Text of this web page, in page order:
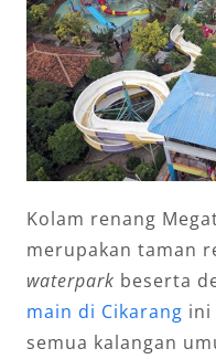
Kolam renang
merupakan taman
waterpark beserta
main di Cikarang ini
semua kalangan